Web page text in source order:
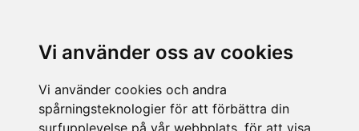
Vi använder oss av cookies
Vi använder cookies och andra
spårningsteknologier för att förbättra din
surfupplevelse på vår webbplats, för att visa